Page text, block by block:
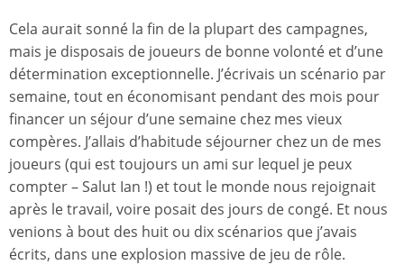
Cela aurait sonné la fin de la plupart des campagnes,
mais je disposais de joueurs de bonne volonté et d’une
détermination exceptionnelle. J’écrivais un scénario par
semaine, tout en économisant pendant des mois pour
financer un séjour d’une semaine chez mes vieux
compères. J’allais d’habitude séjourner chez un de mes
joueurs (qui est toujours un ami sur lequel je peux
compter – Salut Ian !) et tout le monde nous rejoignait
après le travail, voire posait des jours de congé. Et nous
venions à bout des huit ou dix scénarios que j’avais
écrits, dans une explosion massive de jeu de rôle.